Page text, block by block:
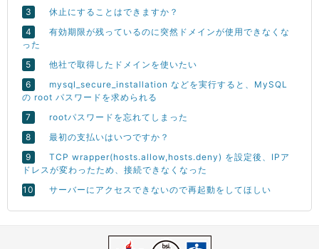
休止にすることはできますか？
有効期限が残っているのに突然ドメインが使用できなくな
った
他社で取得したドメインを使いたい
mysql_secure_installation などを実行すると、MySQL
の root パスワードを求められる
rootパスワードを忘れてしまった
最初の支払いはいつですか？
TCP wrapper(hosts.allow,hosts.deny) を設定後、IPア
ドレスが変わったため、接続できなくなった
サーバーにアクセスできないので再起動をしてほしい